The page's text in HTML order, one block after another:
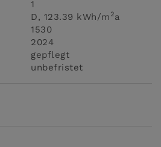
1
D, 123.39 kWh/m 2a
1530
2024
gepflegt
unbefristet